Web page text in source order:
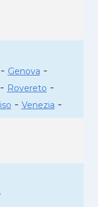
- Genova -
- Rovereto -
- Venezia -